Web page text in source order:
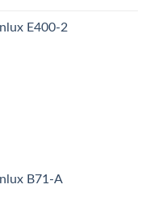
E400-2
B71-A